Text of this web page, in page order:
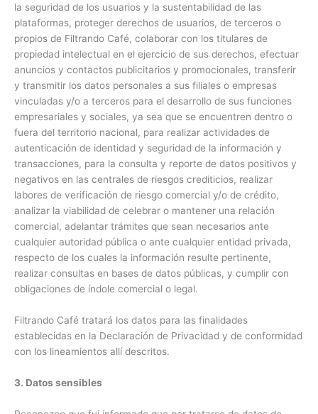
la seguridad de los usuarios y la sustentabilidad de las
plataformas, proteger derechos de usuarios, de terceros o
propios de Filtrando Café, colaborar con los titulares de
propiedad intelectual en el ejercicio de sus derechos, efectuar
anuncios y contactos publicitarios y promocionales, transferir
y transmitir los datos personales a sus filiales o empresas
vinculadas y/o a terceros para el desarrollo de sus funciones
empresariales y sociales, ya sea que se encuentren dentro o
fuera del territorio nacional, para realizar actividades de
autenticación de identidad y seguridad de la información y
transacciones, para la consulta y reporte de datos positivos y
negativos en las centrales de riesgos crediticios, realizar
labores de verificación de riesgo comercial y/o de crédito,
analizar la viabilidad de celebrar o mantener una relación
comercial, adelantar trámites que sean necesarios ante
cualquier autoridad pública o ante cualquier entidad privada,
respecto de los cuales la información resulte pertinente,
realizar consultas en bases de datos públicas, y cumplir con
obligaciones de índole comercial o legal.
Filtrando Café tratará los datos para las finalidades
establecidas en la Declaración de Privacidad y de conformidad
con los lineamientos allí descritos.
3. Datos sensibles